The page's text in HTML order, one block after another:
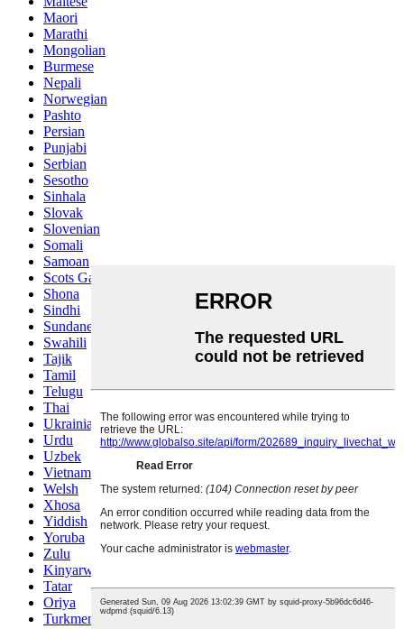
Maori
Marathi
Mongolian
Burmese
Nepali
Norwegian
Pashto
Persian
Punjabi
Serbian
Sesotho
Sinhala
Slovak
Slovenian
Somali
Samoan
Scots Gaelic
Shona
Sindhi
Sundanese
Swahili
Tajik
Tamil
Telugu
Thai
Ukrainian
Urdu
Uzbek
Vietnamese
Welsh
Xhosa
Yiddish
Yoruba
Zulu
Kinyarwanda
Tatar
Oriya
Turkmen